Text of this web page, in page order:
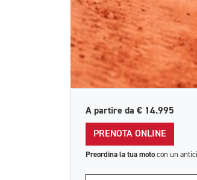
A partire da € 14.995
PRENOTA ONLINE
Preordina la tua moto con un